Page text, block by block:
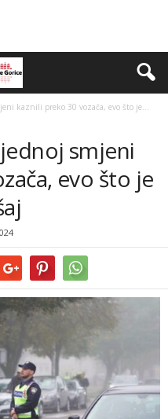
kaznili preko 30 vozača, evo što je...
smjeni
evo što je